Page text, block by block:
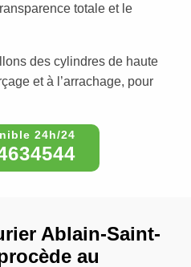
totale et le
des cylindres de haute
et à l’arrachage, pour
Ablain-Saint-
au